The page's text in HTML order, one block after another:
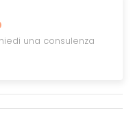
una consulenza